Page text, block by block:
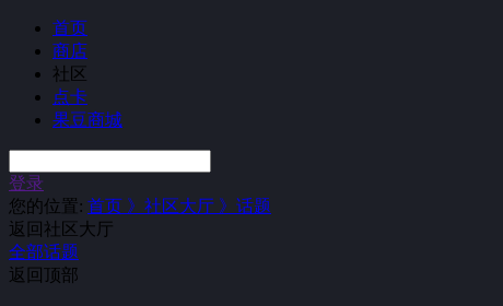
首页
商店
社区
点卡
果豆商城
登录
您的位置: 首页 》 社区大厅 》 话题
返回社区大厅
全部话题
返回顶部